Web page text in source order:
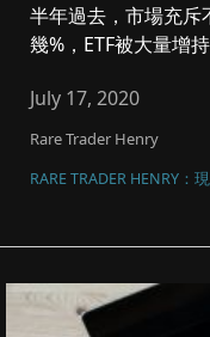
半年過去，市場充斥
幾%，ETF被大量增
July 17, 2020
Rare Trader Henry
RARE TRADER HENRY：